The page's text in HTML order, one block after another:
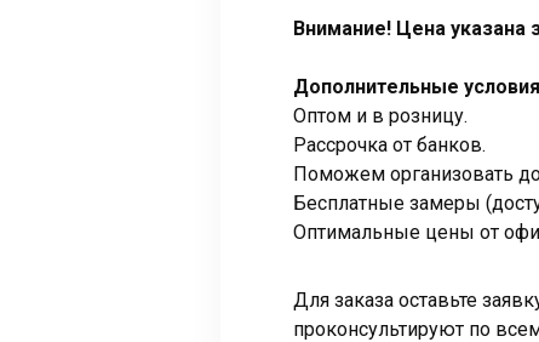
Внимание! Цена указана
Дополнительные
Оптом и в розницу.
Рассрочка от банков.
Поможем организовать
Бесплатные замеры
Оптимальные цены от
Для заказа оставьте
проконсультируют по